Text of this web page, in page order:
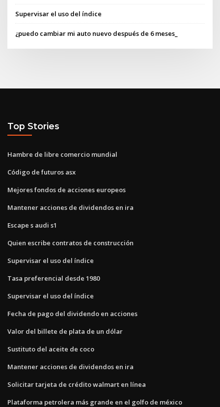
Supervisar el uso del índice
¿puedo cambiar mi auto nuevo después de 6 meses_
Top Stories
Hambre de libre comercio mundial
Código de futuros asx
Mejores fondos de acciones europeos
Mantener acciones de dividendos en ira
Escape s audi s1
Quien escribe contratos de construcción
Supervisar el uso del índice
Tasa preferencial desde 1980
Supervisar el uso del índice
Fecha de pago del dividendo en acciones
Valor del billete de plata de un dólar
Sustituto del aceite de coco
Mantener acciones de dividendos en ira
Solicitar tarjeta de crédito walmart en línea
Plataforma petrolera más grande en el golfo de méxico